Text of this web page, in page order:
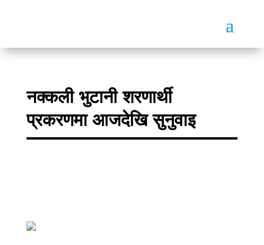
नक्कली भुटानी शरणार्थी
प्रकरणमा आजदेखि सुनुवाइ